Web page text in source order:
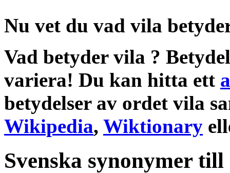
Nu vet du vad vila
Vad betyder vila ?
variera! Du kan hitta ett
betydelserav ordet vila
Wikipedia, Wiktionary
Svenska synonymer